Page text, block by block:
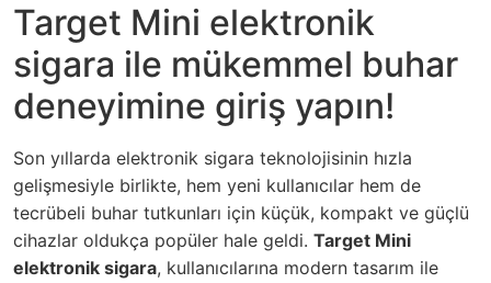
Target Mini elektronik
sigara ile mükemmel buhar
deneyimine giriş yapın!
Son yıllarda elektronik sigara teknolojisinin hızla
gelişmesiyle birlikte, hem yeni kullanıcılar hem de
tecrübeli buhar tutkunları için küçük, kompakt ve güçlü
cihazlar oldukça popüler hale geldi. Target Mini
elektronik sigara, kullanıcılarına modern tasarım ile